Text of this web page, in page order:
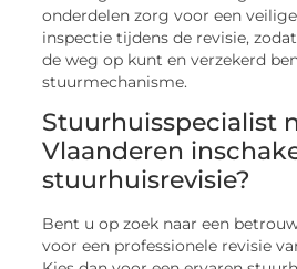
onderdelen zorg voor een
inspectie tijdens de revisie,
de weg op kunt en verzekerd
stuurmechanisme.
Stuurhuisspecialist
Vlaanderen
stuurhuisrevisie?
Bent u op zoek naar een
voor een professionele revisie